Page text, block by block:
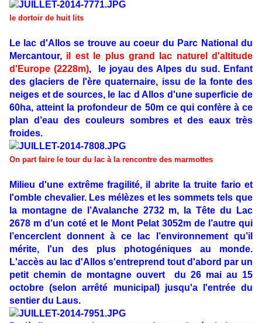
le dortoir de huit lits
Le lac d'Allos se trouve au coeur du Parc National du
Mercantour, il est le plus grand lac naturel d'altitude
d'Europe (2228m), le joyau des Alpes du sud. Enfant
des glaciers de l'ère quaternaire, issu de la fonte des
neiges et de sources, le lac d Allos d'une superficie de
60ha, atteint la profondeur de 50m ce qui confère à ce
plan d’eau des couleurs sombres et des eaux très
froides.
On part faire le tour du lac à la rencontre des marmottes
Milieu d'une extrême fragilité, il abrite la truite fario et
l'omble chevalier. Les mélèzes et les sommets tels que
la montagne de l’Avalanche 2732 m, la Tête du Lac
2678 m d’un coté et le Mont Pelat 3052m de l’autre qui
l’encerclent donnent à ce lac l’environnement qu’il
mérite, l'un des plus photogéniques au monde.
L'accès au lac d'Allos s'entreprend tout d'abord par un
petit chemin de montagne ouvert du 26 mai au 15
octobre (selon arrêté municipal) jusqu'a l'entrée du
sentier du Laus.